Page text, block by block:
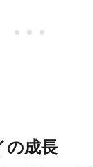
の成長